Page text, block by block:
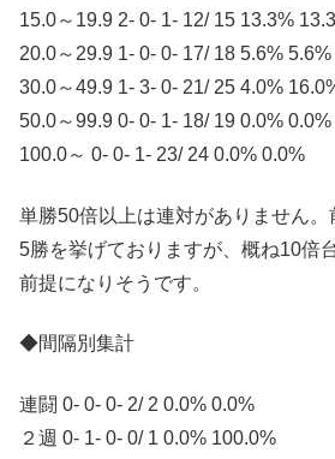
15.0～19.9 2- 0- 1- 12/ 15 13.3%
20.0～29.9 1- 0- 0- 17/ 18 5.6% 5.6%
30.0～49.9 1- 3- 0- 21/ 25 4.0%
50.0～99.9 0- 0- 1- 18/ 19 0.0% 0.0%
100.0～ 0- 0- 1- 23/ 24 0.0% 0.0%
単勝50倍以上は連対がありません
5勝を挙げておりますが、概ね10倍
前提になりそうです。
◆間隔別集計
連闘 0- 0- 0- 2/ 2 0.0% 0.0%
２週 0- 1- 0- 0/ 1 0.0% 100.0%